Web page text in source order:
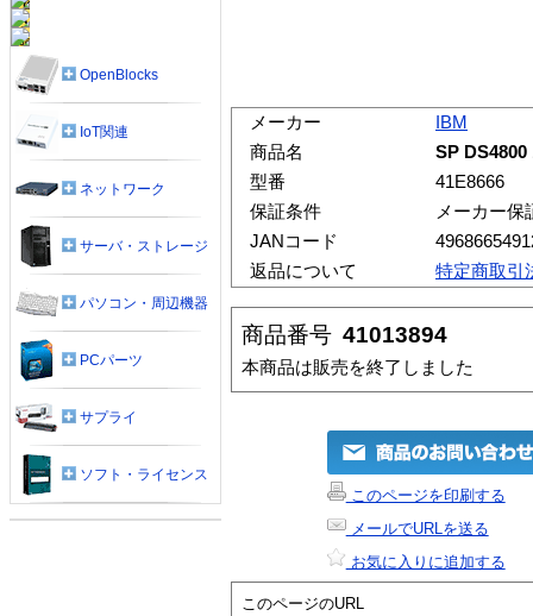
メーカー
IBM
商品名
SP DS4800
型番
41E8666
保証条件
メーカー保
JANコード
返品について
特定商取引
商品番号 41013894
本商品は販売を終了しました
このページを印刷する
メールでURLを送る
お気に入りに追加する
このページのURL
OpenBlocks
IoT関連
ネットワーク
サーバ・ストレージ
パソコン・周辺機器
PCパーツ
サプライ
ソフト・ライセンス